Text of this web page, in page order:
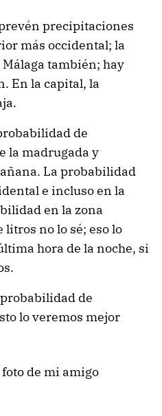
precipitaciones
más occidental; la
también; hay
En la capital, la
de
la madrugada y
La probabilidad
e incluso en la
en la zona
no lo sé; eso lo
hora de la noche, si
de
lo veremos mejor
de mi amigo